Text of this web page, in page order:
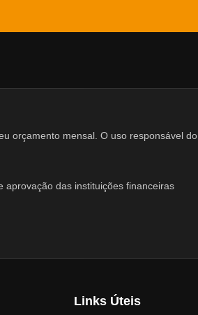
orçamento mensal. O uso responsável do
aprovação das instituições financeiras
Links Úteis